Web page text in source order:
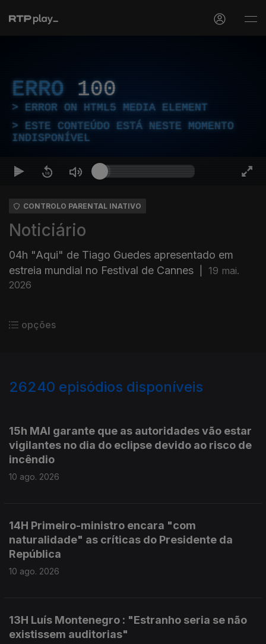
ERRO 100
ERROR ON HTML5 MEDIA ELEMENT
ESTE CONTEÚDO ESTÁ NESTE MOMENTO
INDISPONÍVEL
CONTROLO PARENTAL INATIVO
Noticiário
04h "Aqui" de Tiago Guedes apresentado em
estreia mundial no Festival de Cannes
19 mai.
2026
opções
26240 episódios disponíveis
15h MAI garante que as autoridades vão estar
vigilantes no dia do eclipse devido ao risco de
incêndio
10 ago. 2026
14H Primeiro-ministro encara "com
naturalidade" as críticas do Presidente da
República
10 ago. 2026
13H Luís Montenegro : "Estranho seria se não
existissem auditorias"